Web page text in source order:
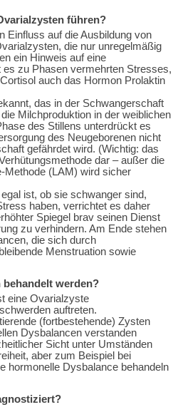
führen?
Einfluss auf die Ausbildung von
die nur unregelmäßig
ein Hinweis auf eine
zu Phasen vermehrten Stresses,
auch das Hormon Prolaktin
das in der Schwangerschaft
Milchproduktion in der weiblichen
des Stillens unterdrückt es
des Neugeborenen nicht
gefährdet wird. (Wichtig: das
dar – außer die
Methode (LAM) wird sicher
ist, ob sie schwanger sind,
haben, verrichtet es daher
Spiegel brav seinen Dienst
zu verhindern. Am Ende stehen
die sich durch
Menstruation sowie
werden?
eine Ovarialzyste
auftreten.
(fortbestehende) Zysten
Dysbalancen verstanden
Sicht unter Umständen
aber zum Beispiel bei
hormonelle Dysbalance behandeln